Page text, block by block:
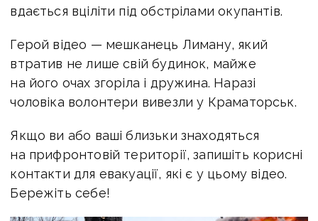
вдається вціліти під обстрілами окупантів.
Герой відео — мешканець Лиману, який
втратив не лише свій будинок, майже
на його очах згоріла і дружина. Наразі
чоловіка волонтери вивезли у Краматорськ.
Якщо ви або ваші близьки знаходяться
на прифронтовій території, запишіть корисні
контакти для евакуації, які є у цьому відео.
Бережіть себе!